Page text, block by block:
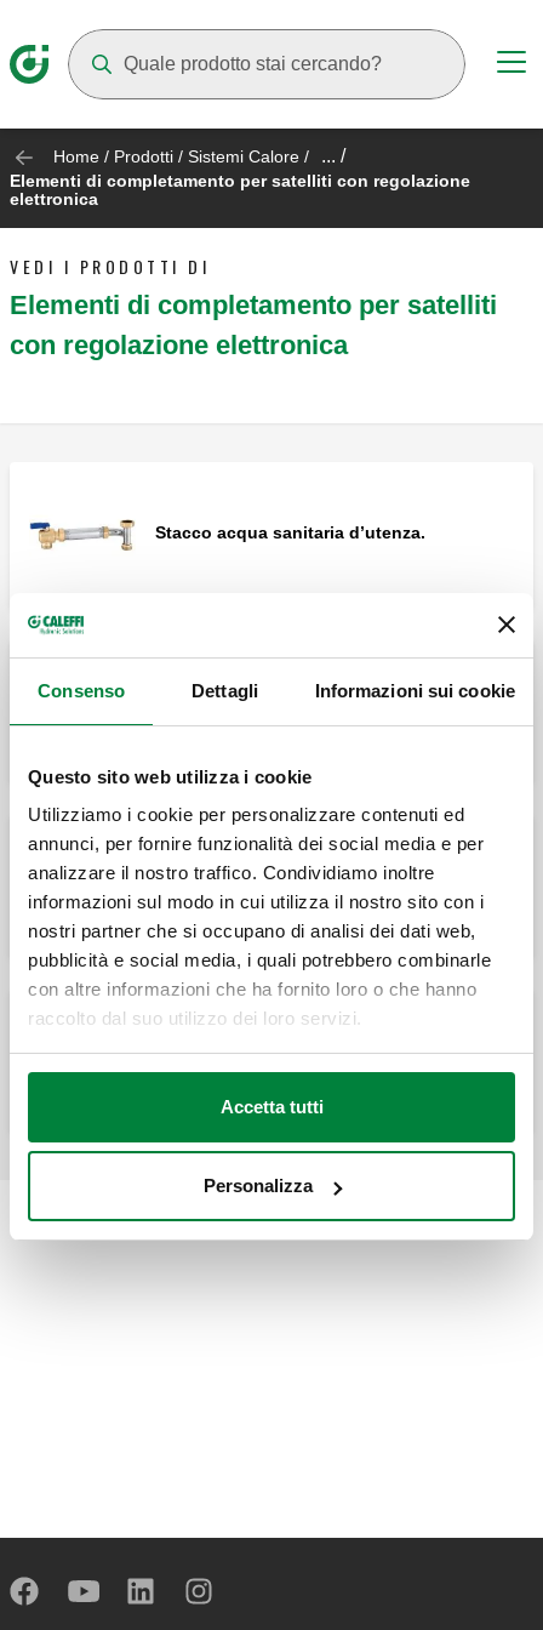
Consenso Dettagli Informazioni sui cookie
Questo sito web utilizza i cookie
Utilizziamo i cookie per personalizzare contenuti ed
annunci, per fornire funzionalità dei social media e per
analizzare il nostro traffico. Condividiamo inoltre
informazioni sul modo in cui utilizza il nostro sito con i
nostri partner che si occupano di analisi dei dati web,
pubblicità e social media, i quali potrebbero combinarle
con altre informazioni che ha fornito loro o che hanno
raccolto dal suo utilizzo dei loro servizi.
Accetta tutti
Personalizza
Home / Prodotti / Sistemi Calore / ... /
Elementi di completamento per satelliti con regolazione
elettronica
VEDI I PRODOTTI DI
Elementi di completamento per satelliti
con regolazione elettronica
Stacco acqua sanitaria d’utenza.
Contatore volumetrico con uscita
Kit valvole di intercettazione a sfera.